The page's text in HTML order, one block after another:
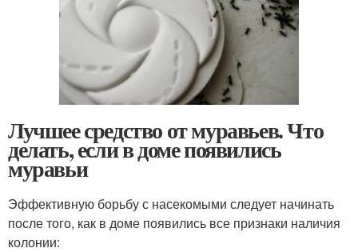
Лучшее средство от муравьев. Что
делать, если в доме появились
муравьи
Эффективную борьбу с насекомыми следует начинать
после того, как в доме появились все признаки наличия
колонии: